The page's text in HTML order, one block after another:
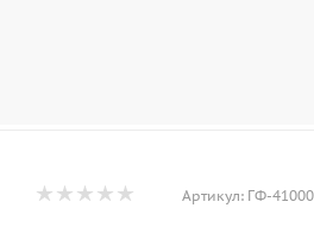
Артикул: ГФ-